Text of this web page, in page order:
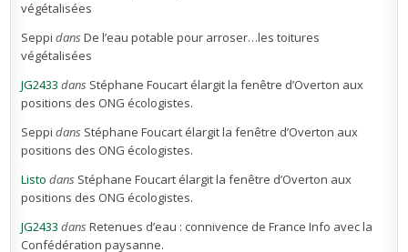
végétalisées
Seppi dansDe l’eau potable pour arroser…les toitures
végétalisées
JG2433 dans Stéphane Foucart élargit la fenêtre d’Overton aux
positions des ONG écologistes.
Seppi dans Stéphane Foucart élargit la fenêtre d’Overton aux
positions des ONG écologistes.
Listo dans Stéphane Foucart élargit la fenêtre d’Overton aux
positions des ONG écologistes.
JG2433 dansRetenues d’eau : connivence de France Info avec la
Confédération paysanne.